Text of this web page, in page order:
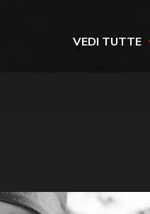
VEDI TUTTE